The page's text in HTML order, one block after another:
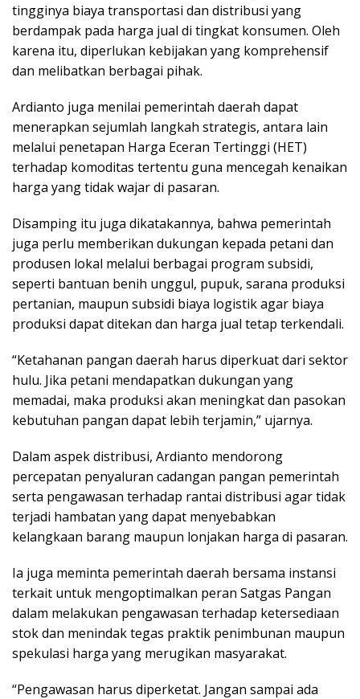
tingginya biaya transportasi dan distribusi yang
berdampak pada harga jual di tingkat konsumen. Oleh
karena itu, diperlukan kebijakan yang komprehensif
dan melibatkan berbagai pihak.
Ardianto juga menilai pemerintah daerah dapat
menerapkan sejumlah langkah strategis, antara lain
melalui penetapan Harga Eceran Tertinggi (HET)
terhadap komoditas tertentu guna mencegah kenaikan
harga yang tidak wajar di pasaran.
Disamping itu juga dikatakannya, bahwa pemerintah
juga perlu memberikan dukungan kepada petani dan
produsen lokal melalui berbagai program subsidi,
seperti bantuan benih unggul, pupuk, sarana produksi
pertanian, maupun subsidi biaya logistik agar biaya
produksi dapat ditekan dan harga jual tetap terkendali.
“Ketahanan pangan daerah harus diperkuat dari sektor
hulu. Jika petani mendapatkan dukungan yang
memadai, maka produksi akan meningkat dan pasokan
kebutuhan pangan dapat lebih terjamin,” ujarnya.
Dalam aspek distribusi, Ardianto mendorong
percepatan penyaluran cadangan pangan pemerintah
serta pengawasan terhadap rantai distribusi agar tidak
terjadi hambatan yang dapat menyebabkan
kelangkaan barang maupun lonjakan harga di pasaran.
Ia juga meminta pemerintah daerah bersama instansi
terkait untuk mengoptimalkan peran Satgas Pangan
dalam melakukan pengawasan terhadap ketersediaan
stok dan menindak tegas praktik penimbunan maupun
spekulasi harga yang merugikan masyarakat.
“Pengawasan harus diperketat. Jangan sampai ada